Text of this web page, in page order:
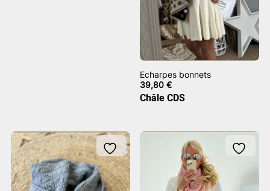
Echarpes bonnets
39,80€
Châle CDS